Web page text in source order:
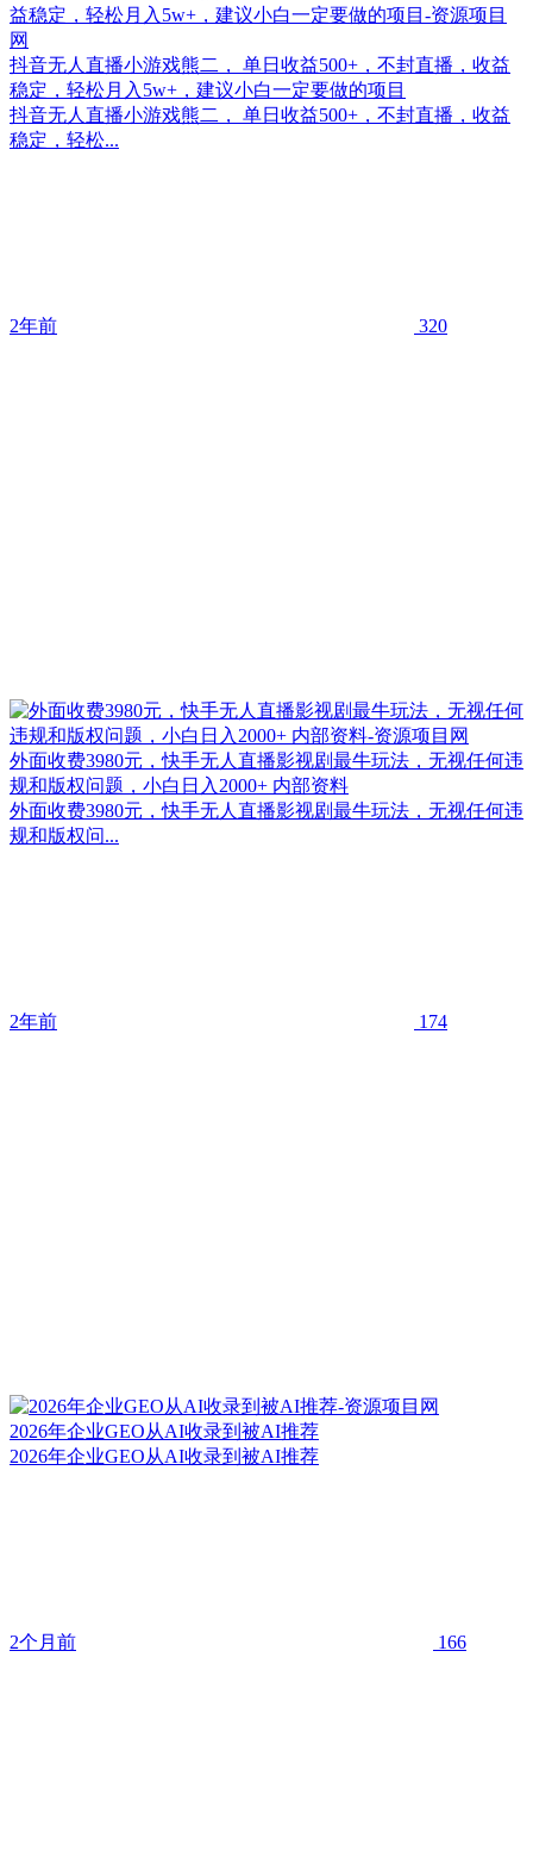
抖音无人直播小游戏熊二， 单日收益500+，不封直播，收益
稳定，轻松月入5w+，建议小白一定要做的项目
抖音无人直播小游戏熊二， 单日收益500+，不封直播，收益
稳定，轻松...
2年前 320
外面收费3980元，快手无人直播影视剧最牛玩法，无视任何违
规和版权问题，小白日入2000+ 内部资料
外面收费3980元，快手无人直播影视剧最牛玩法，无视任何违
规和版权问...
2年前 174
2026年企业GEO从AI收录到被AI推荐
2026年企业GEO从AI收录到被AI推荐
2个月前 166